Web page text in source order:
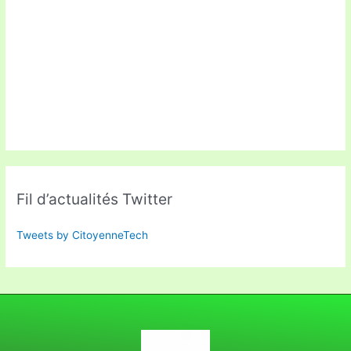
Fil d’actualités Twitter
Tweets by CitoyenneTech